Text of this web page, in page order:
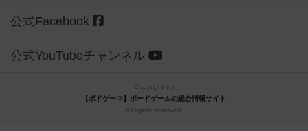
公式Facebook
公式YouTubeチャンネル
Copyright (c)
【ボドゲーマ】ボードゲームの総合情報サイト
All rights reserved.